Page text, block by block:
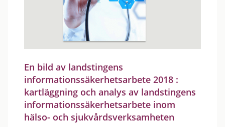
En bild av landstingens
informationssäkerhetsarbete 2018 :
kartläggning och analys av landstingens
informationssäkerhetsarbete inom
hälso- och sjukvårdsverksamheten